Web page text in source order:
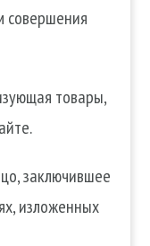
совершения
товары,
заключившее
изложенных